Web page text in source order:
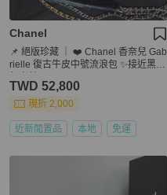
Chanel
📌 絕版珍藏 ｜ ❤️ Chanel 香奈兒 Gab
rielle 復古牛皮中號流浪包 ✨接近黑的
TWD 52,800
現折 2,000
近新閒置品 本地 免運